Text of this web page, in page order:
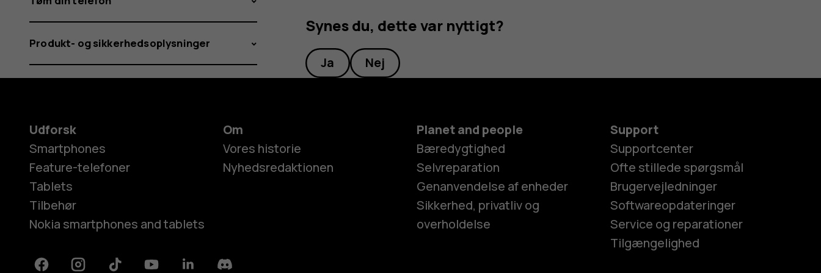
Synes du, dette var nyttigt?
Ja Nej
Produkt- og sikkerhedsoplysninger
Udforsk
Smartphones
Feature-telefoner
Tablets
Tilbehør
Nokia smartphones and tablets
Om
Vores historie
Nyhedsredaktionen
Planet and people
Bæredygtighed
Selvreparation
Genanvendelse af enheder
Sikkerhed, privatliv og
overholdelse
Support
Supportcenter
Ofte stillede spørgsmål
Brugervejledninger
Softwareopdateringer
Service og reparationer
Tilgængelighed